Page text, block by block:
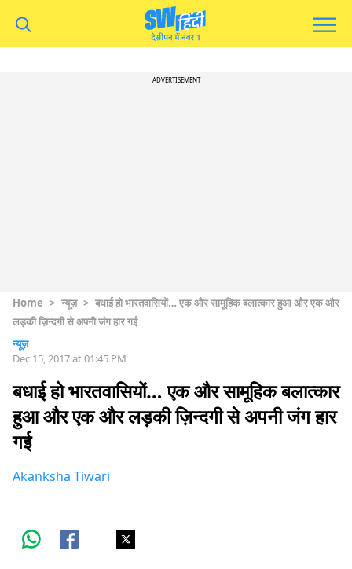
ADVERTISEMENT
Home > न्यूज़ > बधाई हो भारतवासियों… एक और सामूहिक बलात्कार हुआ और एक और
लड़की ज़िन्दगी से अपनी जंग हार गई
न्यूज़
Dec 15, 2017 at 01:45 PM
बधाई हो भारतवासियों… एक और सामूहिक बलात्कार
हुआ और एक और लड़की ज़िन्दगी से अपनी जंग हार
गई
Akanksha Tiwari